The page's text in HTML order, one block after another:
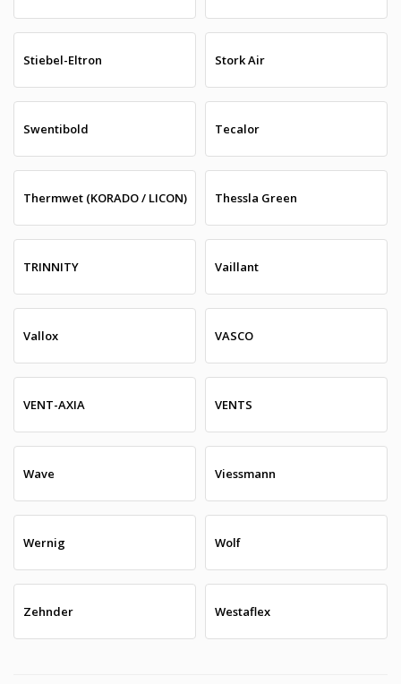
Stiebel-Eltron Stork Air
Swentibold Tecalor
Thermwet (KORADO / LICON) Thessla Green
TRINNITY Vaillant
Vallox VASCO
VENT-AXIA VENTS
Wave Viessmann
Wernig Wolf
Zehnder Westaflex